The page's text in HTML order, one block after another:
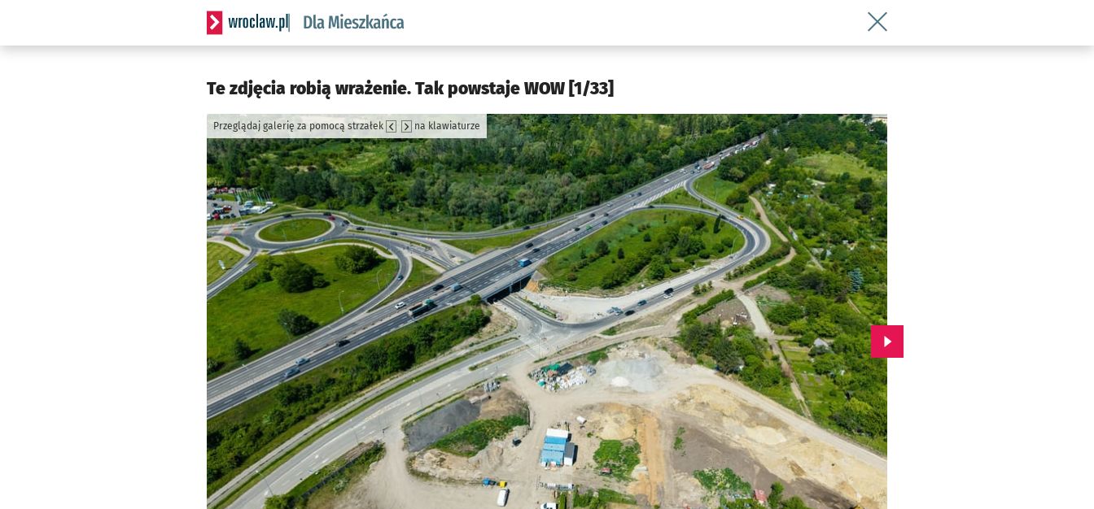
Serwis informacyjny wroclaw.pl podserwis: Dla mieszkańca
Wróć do artykułu Te zdjęcia robią
Te zdjęcia robią wrażenie. Tak powstaje WOW [1/33]
Przeglądaj galerię za pomocą strzałek na klawiaturze
Przejdź do kolejnego zdjęcia.